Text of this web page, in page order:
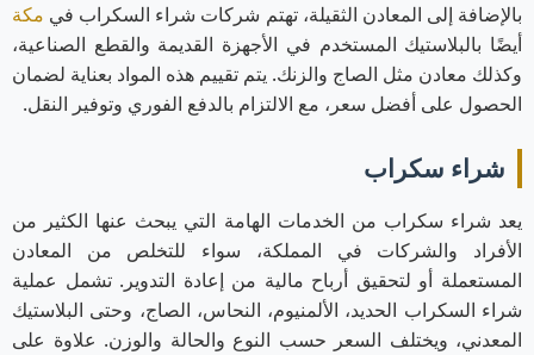
بالإضافة إلى المعادن الثقيلة، تهتم شركات شراء السكراب في مكة
أيضًا بالبلاستيك المستخدم في الأجهزة القديمة والقطع الصناعية،
وكذلك معادن مثل الصاج والزنك. يتم تقييم هذه المواد بعناية لضمان
الحصول على أفضل سعر، مع الالتزام بالدفع الفوري وتوفير النقل.
شراء سكراب
يعد شراء سكراب من الخدمات الهامة التي يبحث عنها الكثير من
الأفراد والشركات في المملكة، سواء للتخلص من المعادن
المستعملة أو لتحقيق أرباح مالية من إعادة التدوير. تشمل عملية
شراء السكراب الحديد، الألمنيوم، النحاس، الصاج، وحتى البلاستيك
المعدني، ويختلف السعر حسب النوع والحالة والوزن. علاوة على